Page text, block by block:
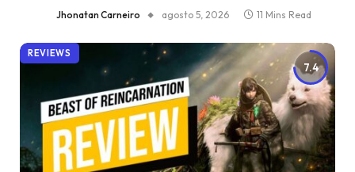
Jhonatan Carneiro agosto 5, 2026 11 Mins Read
7.4
REVIEWS